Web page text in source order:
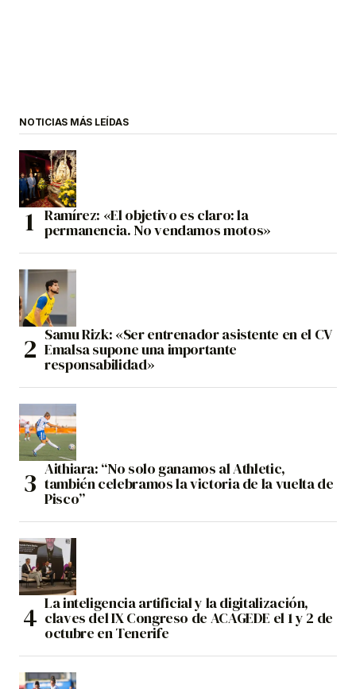
NOTICIAS MÁS LEÍDAS
Ramírez: «El objetivo es claro: la
permanencia. No vendamos motos»
Samu Rizk: «Ser entrenador asistente en el CV
Emalsa supone una importante
responsabilidad»
Aithiara: “No solo ganamos al Athletic,
también celebramos la victoria de la vuelta de
Pisco”
La inteligencia artificial y la digitalización,
claves del IX Congreso de ACAGEDE el 1 y 2 de
octubre en Tenerife